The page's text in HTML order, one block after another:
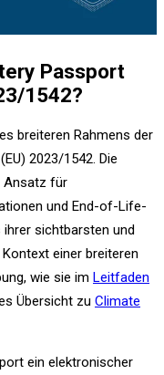
Passport
1542?
breiteren Rahmens der
2023/1542. Die
Ansatz für
und End-of-Life-
sichtbarsten und
einer breiteren
wie sie im Leitfaden
Übersicht zu Climate
ein elektronischer